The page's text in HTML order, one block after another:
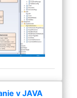
v JAVA